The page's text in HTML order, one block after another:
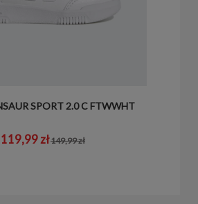
SPORT 2.0 C FTWWHT
119,99 zł149,99 zł